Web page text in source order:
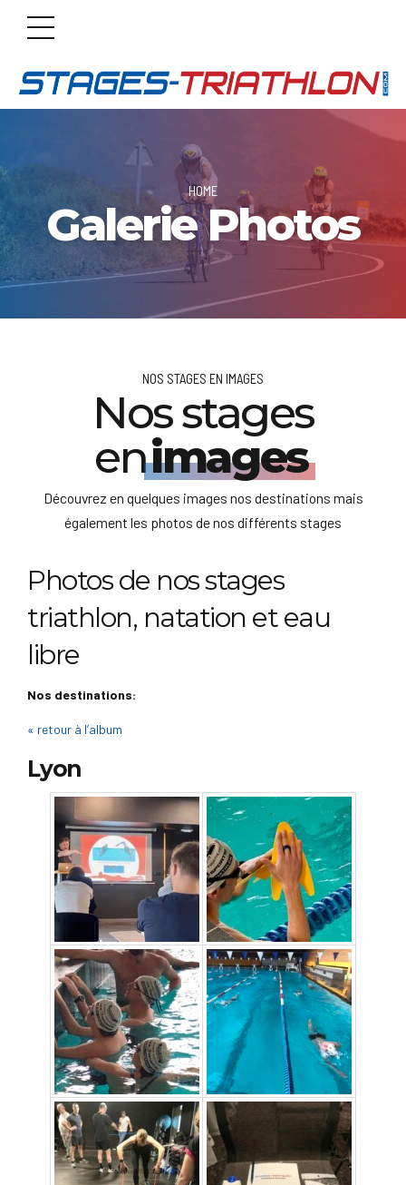
HOME
Galerie Photos
NOS STAGES EN IMAGES
Nos stages
enimages
Découvrez en quelques images nos destinations mais
également les photos de nos différents stages
Photos de nos stages
triathlon, natation et eau
libre
Nos destinations:
« retour à l’album
Lyon